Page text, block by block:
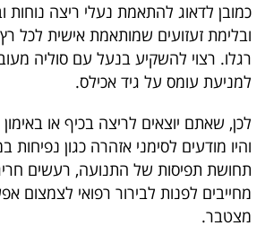
כמובן לדאוג להתאמת נעלי ריצה נוחות
ובלימת זעזועים שמותאמת אישית לכל
רגלו. רצוי להשקיע בנעל עם סוליה
למניעת עומס על גיד אכילס.
לכן, שאתם יוצאים לריצה בכיף או
והיו מודעים לסימני אזהרה כגון
תחושת תפיסות של התנועה, רעשים
מחייבים לפנות לבירור רפואי לצמצום
מצטבר.